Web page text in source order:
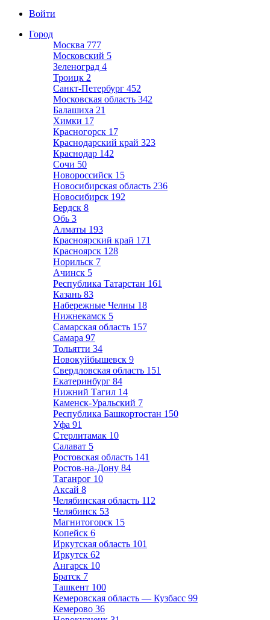
Войти
Город
Москва 777
Московский 5
Зеленоград 4
Троицк 2
Санкт-Петербург 452
Московская область 342
Балашиха 21
Химки 17
Красногорск 17
Краснодарский край 323
Краснодар 142
Сочи 50
Новороссийск 15
Новосибирская область 236
Новосибирск 192
Бердск 8
Обь 3
Алматы 193
Красноярский край 171
Красноярск 128
Норильск 7
Ачинск 5
Республика Татарстан 161
Казань 83
Набережные Челны 18
Нижнекамск 5
Самарская область 157
Самара 97
Тольятти 34
Новокуйбышевск 9
Свердловская область 151
Екатеринбург 84
Нижний Тагил 14
Каменск-Уральский 7
Республика Башкортостан 150
Уфа 91
Стерлитамак 10
Салават 5
Ростовская область 141
Ростов-на-Дону 84
Таганрог 10
Аксай 8
Челябинская область 112
Челябинск 53
Магнитогорск 15
Копейск 6
Иркутская область 101
Иркутск 62
Ангарск 10
Братск 7
Ташкент 100
Кемеровская область — Кузбасс 99
Кемерово 36